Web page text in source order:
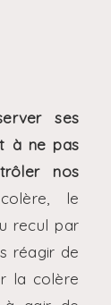
ses
à ne pas
nos
le
recul par
réagir de
la colère